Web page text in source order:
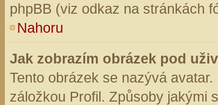
phpBB (viz odkaz na stránkách
Nahoru
Jak zobrazím obrázek pod
Tento obrázek se nazývá
záložkou Profil. Způsoby jakými